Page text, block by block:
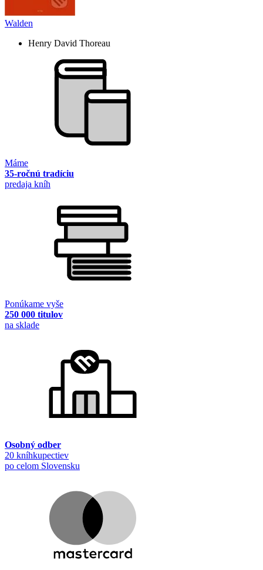
Walden
Henry David Thoreau
Máme
35-ročnú tradíciu
predaja kníh
Ponúkame vyše
250 000 titulov
na sklade
Osobný odber
20 kníhkupectiev
po celom Slovensku